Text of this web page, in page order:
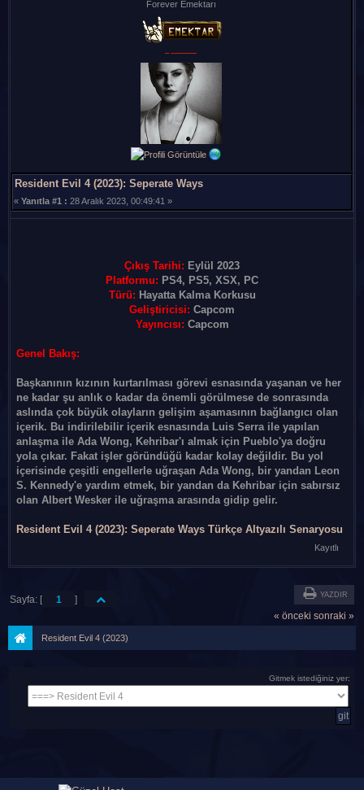
Forever Emektarı
Resident Evil 4 (2023): Seperate Ways
« Yanıtla #1 : 28 Aralık 2023, 00:49:41 »
Çıkış Tarihi: Eylül 2023
Platformu: PS4, PS5, XSX, PC
Türü: Hayatta Kalma Korkusu
Geliştiricisi: Capcom
Yayıncısı: Capcom
Genel Bakış:
Başkanının kızının kurtarılması görevi esnasında yaşanan ve her
ne kadar şu anlık o kadar da önemli görülmese de sonrasında
aslında çok büyük olayların gelişim aşamasının bağlangıcı olan
içerik. Bu indirilebilir içerik esnasında Luis Serra ile yapılan
anlaşma ile Ada Wong, Kehribar'ı almak için Pueblo'ya doğru
yola çıkar. Fakat işler göründüğü kadar kolay değildir. Bu yol
içerisinde çeşitli engellerle uğraşan Ada Wong, bir yandan Leon
S. Kennedy'e yardım etmek, bir yandan da Kehribar için sabırsız
olan Albert Wesker ile uğraşma arasında gidip gelir.
Resident Evil 4 (2023): Seperate Ways Türkçe Altyazılı Senaryosu
Kayıtlı
YAZDIR
Sayfa: [ 1
]
« önceki sonraki »
Resident Evil 4 (2023)
Gitmek istediğiniz yer: